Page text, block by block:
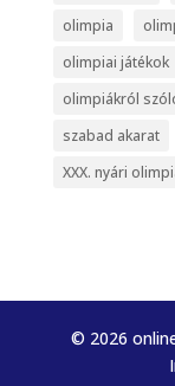
olimpia
olimpiai játékok
olimpiákról
szabad akarat
XXX. nyári
© 2026